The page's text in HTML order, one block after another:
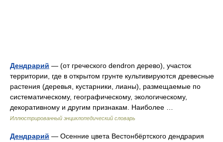
Дендрарий — (от греческого dendron дерево), участок
территории, где в открытом грунте культивируются древесные
растения (деревья, кустарники, лианы), размещаемые по
систематическому, географическому, экологическому,
декоративному и другим признакам. Наиболее …
Иллюстрированный энциклопедический словарь
Дендрарий — Осенние цвета Вестонбёртского дендрария